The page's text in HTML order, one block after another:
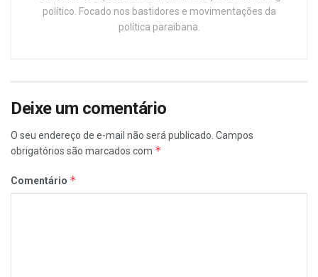
político. Focado nos bastidores e movimentações da
política paraibana.
Deixe um comentário
O seu endereço de e-mail não será publicado. Campos
obrigatórios são marcados com *
Comentário *